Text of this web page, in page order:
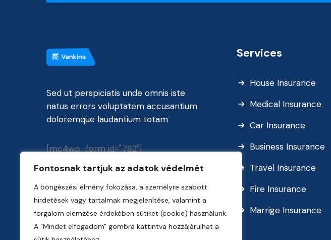
Fontosnak tartjuk az adatok védelmét
A böngészési élmény fokozása, a személyre szabott
hirdetések vagy tartalmak megjelenítése, valamint a
forgalom elemzése érdekében sütiket (cookie) használunk.
A "Mindet elfogadom" gombra kattintva hozzájárulhat a
Sed ut perspiciatis unde omnis iste
natus errors voluptatem accusantium
doloremque laudantium totam
[mc4wp_form id="782"]
Services
House Insurance
Medical Insurance
Car Insurance
Business Insurance
Travel Insurance
Fire Insurance
Marrige Insurance